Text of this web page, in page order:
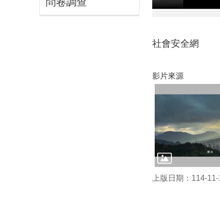
社會安全網
影片來源
上版日期：114-